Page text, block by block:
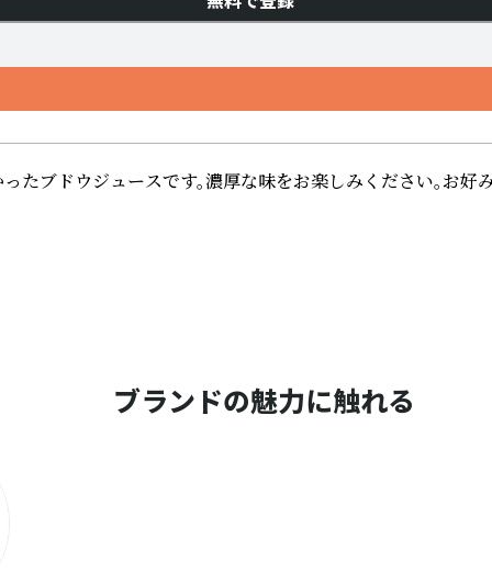
ブドウジュースです。濃厚な味をお楽しみください。お
ブランドの魅力に触れる